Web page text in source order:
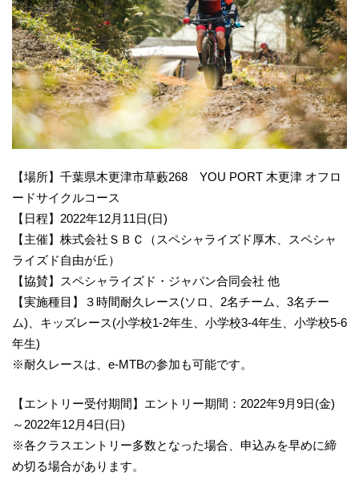
【場所】千葉県木更津市草藪268 YOU PORT 木更津 オフロ
ードサイクルコース
【日程】2022年12月11日(日)
【主催】株式会社ＳＢＣ（スペシャライズド厚木、スペシャ
ライズド自由が丘）
【協賛】スペシャライズド・ジャパン合同会社 他
【実施種目】３時間耐久レース(ソロ、2名チーム、3名チー
ム)、キッズレース(小学校1-2年生、小学校3-4年生、小学校5-6
年生)
※耐久レースは、e-MTBの参加も可能です。
【エントリー受付期間】エントリー期間：2022年9月9日(金)
～2022年12月4日(日)
※各クラスエントリー多数となった場合、申込みを早めに締
め切る場合があります。